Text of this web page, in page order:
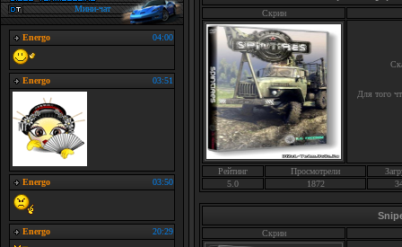
Мини-чат Скрин
Для того
Рейтинг Просмотрели
5.0
1872
Скрин